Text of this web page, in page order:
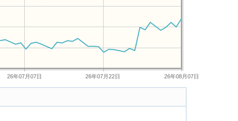
26年07月07日 26年07月22日 26年08月07日